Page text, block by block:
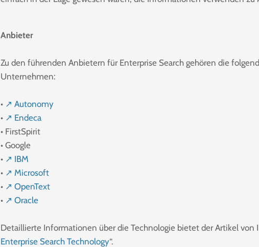
Anbieter
Zu den führenden Anbietern für Enterprise Search gehören die
Unternehmen:
• ↗ Autonomy
• ↗ Endeca
• FirstSpirit
• Google
• ↗ IBM
• ↗ Microsoft
• ↗ OpenText
• ↗ Oracle
Detaillierte Informationen über die Technologie bietet der Artikel von
Enterprise Search Technology“.